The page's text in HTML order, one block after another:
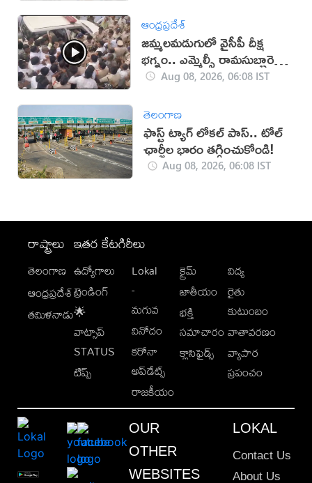
ఆంధ్రప్రదేశ్
జమ్మలమడుగులో వైసీపీ దీక్ష
భగ్నం.. ఎమ్మెల్సీ రామసుబ్బారెడ్డి
అరెస్ట్ (వీడియో)
Aug 08, 2026, 06:08 IST
తెలంగాణ
ఫాస్ట్ ట్యాగ్ లోకల్ పాస్.. టోల్
ఛార్జీల భారం తగ్గించుకోండి!
Aug 08, 2026, 06:08 IST
రాష్ట్రాలు
తెలంగాణ
ఆంధ్రప్రదేశ్
తమిళనాడు
ఇతర కేటగిరీలు
ఉద్యోగాలు
ట్రెండింగ్
🌟
వాట్సాప్
STATUS
టిప్స్
Lokal
-
మగువ
వినోదం
కరోనా
అప్‌డేట్స్
రాజకీయం
క్రైమ్
జాతీయం
భక్తి
సమాచారం
క్లాసిఫైడ్స్
విద్య
రైతు
కుటుంబం
వాతావరణం
వ్యాపార
ప్రపంచం
OUR
OTHER
WEBSITES
LOKAL
Contact Us
About Us